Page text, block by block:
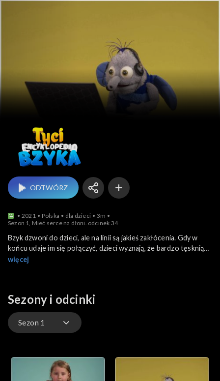
ODTWÓRZ
2021 Polska dla dzieci
3m
Sezon 1, Mieć serce na dłoni. odcinek 34
Bzyk dzwoni do dzieci, ale na linii są jakieś zakłócenia. Gdy w
końcu udaje im się połączyć, dzieci wyznają, że bardzo tęsknią
za Bzykiem! Przy okazji tłumacza przyjacielowi co to oznacza
więcej
Sezony i odcinki
Sezon 1